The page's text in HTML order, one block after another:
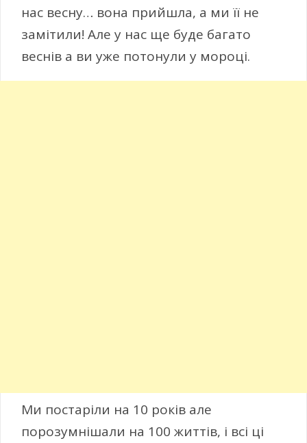
нас весну… вона прийшла, а ми її не
замітили! Але у нас ще буде багато
веснів а ви уже потонули у мороці.
Ми постаріли на 10 років але
порозумнішали на 100 життів, і всі ці